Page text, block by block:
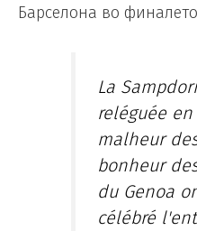
Барселона во
La
reléguée en
malheur
bonheur
du Genoa
célébré